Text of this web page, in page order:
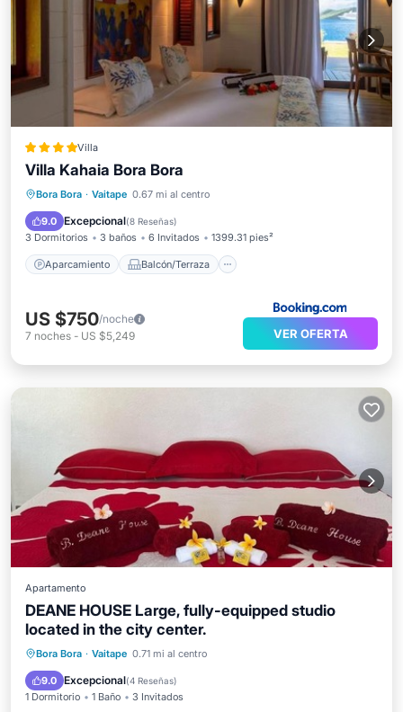
Villa
Villa Kahaia Bora Bora
Bora Bora · Vaitape 0.67 mi al centro
9.0 Excepcional(8 Reseñas)
3 Dormitorios 3 baños 6 Invitados 1399.31 pies²
Aparcamiento Balcón/Terraza
Aparcamiento
Balcón/Terraza
Vistas
Aire acondicionado
US $750/noche
7 noches - US $5,249 VER OFERTA
Apartamento
DEANE HOUSE Large, fully-equipped studio
located in the city center.
Bora Bora · Vaitape 0.71 mi al centro
9.0 Excepcional(4 Reseñas)
1 Dormitorio 1 Baño 3 Invitados
Cocina Aire acondicionado
Apto para niños